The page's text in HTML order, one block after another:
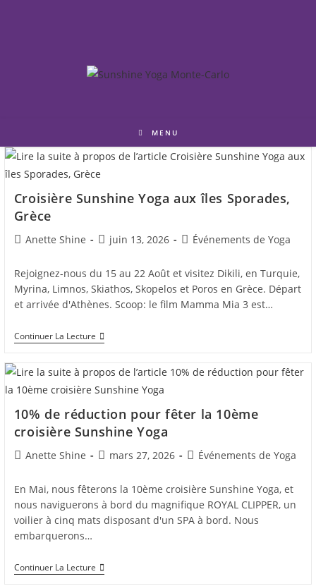
MENU
Croisière Sunshine Yoga aux îles Sporades,
Grèce
Auteur/autrice
la
publication :
Anette Shine
Postjuin 13, 2026
PostÉvénements de Yoga
Rejoignez-nous du 15 au 22 Août et visitez Dikili, en Turquie,
Myrina, Limnos, Skiathos, Skopelos et Poros en Grèce. Départ
et arrivée d'Athènes. Scoop: le film Mamma Mia 3 est…
Continuer La LectureCroisière
Sunshine
Aux
Îles
Sporades,
10% de réduction pour fêter la 10ème
croisière Sunshine Yoga
Auteur/autrice
la
publication :
Anette Shine
Postmars 27, 2026
PostÉvénements de Yoga
En Mai, nous fêterons la 10ème croisière Sunshine Yoga, et
nous naviguerons à bord du magnifique ROYAL CLIPPER, un
voilier à cinq mats disposant d'un SPA à bord. Nous
embarquerons…
Continuer La Lecture10%
De